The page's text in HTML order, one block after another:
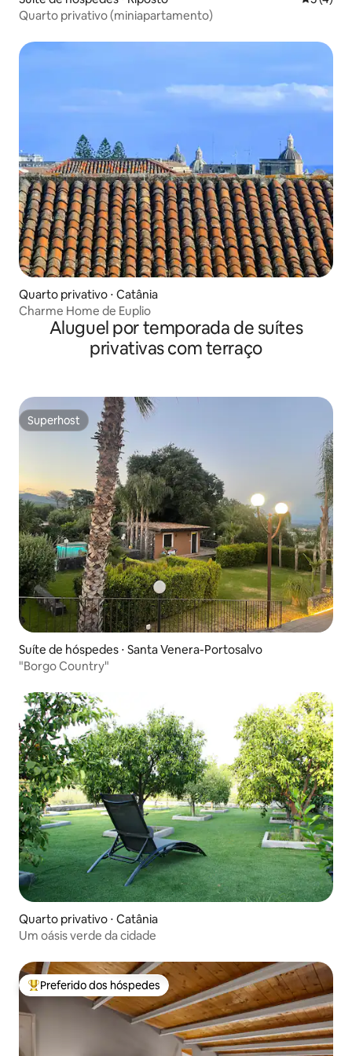
Quarto privativo (miniapartamento)
Quarto privativo ⋅ Catânia
Charme Home de Euplio
Aluguel por temporada de suítes
privativas com terraço
Superhost
Superhost
Suíte de hóspedes ⋅ Santa Venera-Portosalvo
"Borgo Country"
Quarto privativo ⋅ Catânia
Um oásis verde da cidade
Entre os melhores preferidos dos hóspedes
Preferido dos hóspedes